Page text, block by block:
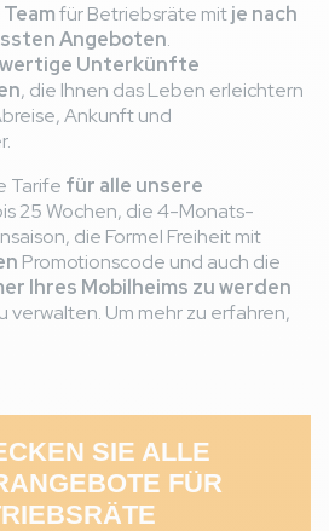
für Betriebsräte mitje nach
Angeboten.
Unterkünfte
, die Ihnen das Leben erleichtern
Ankunft und
Tarife für alle unsere
25 Wochen, die 4-Monats-
die Formel Freiheit mit
Promotionscode und auch die
Ihres Mobilheims zu werden
verwalten. Um mehr zu erfahren,
SIE ALLE
FÜR